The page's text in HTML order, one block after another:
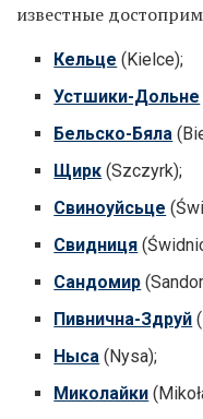
известные
Кельце (Kielce);
Устшики-Дольне
Бельско-Бяла
Щирк (Szczyrk);
Свиноуйсьце
Свидниця
Сандомир
Пивнична-Здруй
Ныса (Nysa);
Миколайки